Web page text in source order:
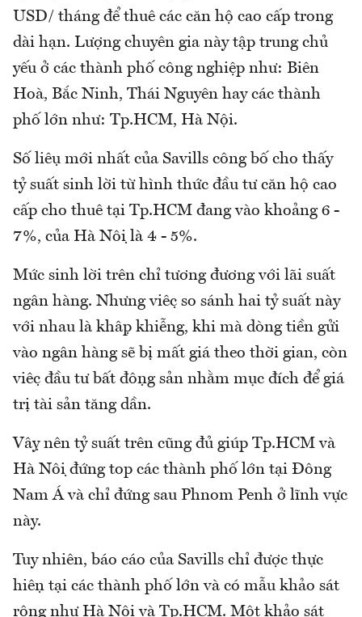
USD/ tháng để thuê các căn hộ cao cấp trong
dài hạn. Lượng chuyên gia này tập trung chủ
yếu ở các thành phố công nghiệp như: Biên
Hoà, Bắc Ninh, Thái Nguyên hay các thành
phố lớn như: Tp.HCM, Hà Nội.
Số liệu mới nhất của Savills công bố cho thấy
tỷ suất sinh lời từ hình thức đầu tư căn hộ cao
cấp cho thuê tại Tp.HCM đang vào khoảng 6 -
7%, của Hà Nội là 4 - 5%.
Mức sinh lời trên chỉ tương đương với lãi suất
ngân hàng. Nhưng việc so sánh hai tỷ suất này
với nhau là khập khiễng, khi mà dòng tiền gửi
vào ngân hàng sẽ bị mất giá theo thời gian, còn
việc đầu tư bất động sản nhằm mục đích để giá
trị tài sản tăng dần.
Vậy nên tỷ suất trên cũng đủ giúp Tp.HCM và
Hà Nội đứng top các thành phố lớn tại Đông
Nam Á và chỉ đứng sau Phnom Penh ở lĩnh vực
này.
Tuy nhiên, báo cáo của Savills chỉ được thực
hiện tại các thành phố lớn và có mẫu khảo sát
rộng như Hà Nội và Tp.HCM. Một khảo sát